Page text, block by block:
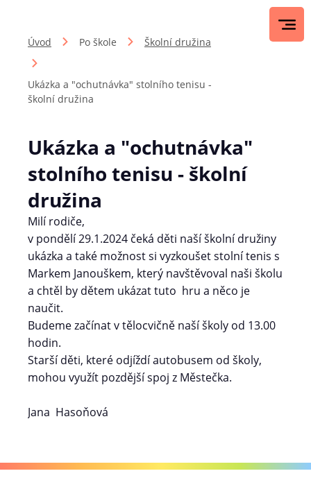
Úvod Po škole Školní družina
Ukázka a "ochutnávka" stolního tenisu -
školní družina
Ukázka a "ochutnávka"
stolního tenisu - školní
družina
Milí rodiče,
v pondělí 29.1.2024 čeká děti naší školní družiny
ukázka a také možnost si vyzkoušet stolní tenis s
Markem Janouškem, který navštěvoval naši školu
a chtěl by dětem ukázat tuto hru a něco je
naučit.
Budeme začínat v tělocvičně naší školy od 13.00
hodin.
Starší děti, které odjíždí autobusem od školy,
mohou využít pozdější spoj z Městečka.
Jana Hasoňová